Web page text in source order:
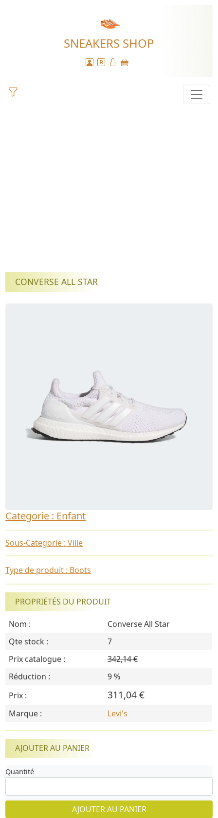
SNEAKERS SHOP
CONVERSE ALL STAR
Categorie : Enfant
Sous-Categorie : Ville
Type de produit : Boots
PROPRIÉTÉS DU PRODUIT
Nom :
Converse All Star
Qte stock :
7
Prix catalogue :
342,14 €
Réduction :
9 %
Prix :
311,04 €
Marque : Levi's
AJOUTER AU PANIER
Quantité
AJOUTER AU PANIER